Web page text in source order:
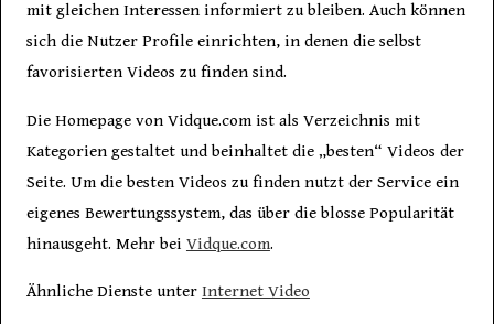
mit gleichen Interessen informiert zu bleiben. Auch können
sich die Nutzer Profile einrichten, in denen die selbst
favorisierten Videos zu finden sind.
Die Homepage von Vidque.com ist als Verzeichnis mit
Kategorien gestaltet und beinhaltet die „besten“ Videos der
Seite. Um die besten Videos zu finden nutzt der Service ein
eigenes Bewertungssystem, das über die blosse Popularität
hinausgeht. Mehr bei Vidque.com.
Ähnliche Dienste unter Internet Video